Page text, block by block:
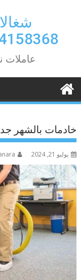
0581440346
عاملات
خادمات بالشهر جدة
يوليو 21, 2024